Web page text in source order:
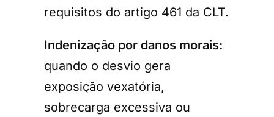
requisitos do artigo 461 da CLT.
Indenização por danos morais:
quando o desvio gera
exposição vexatória,
sobrecarga excessiva ou